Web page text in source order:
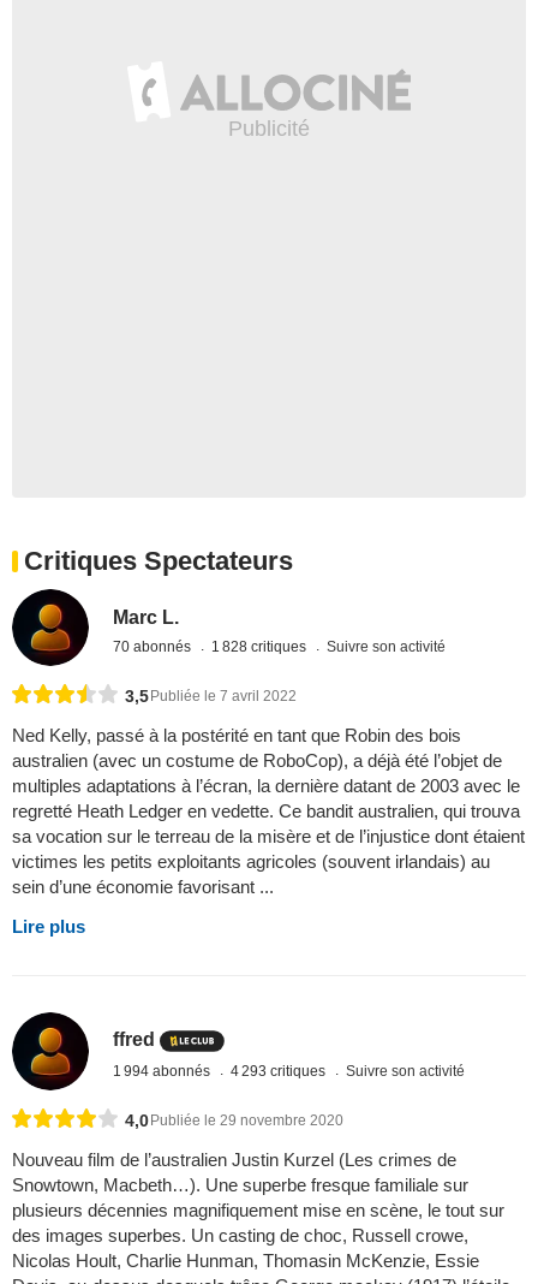
Critiques Spectateurs
Marc L.
70 abonnés 1 828 critiques Suivre son activité
3,5 Publiée le 7 avril 2022
Ned Kelly, passé à la postérité en tant que Robin des bois
australien (avec un costume de RoboCop), a déjà été l’objet de
multiples adaptations à l’écran, la dernière datant de 2003 avec le
regretté Heath Ledger en vedette. Ce bandit australien, qui trouva
sa vocation sur le terreau de la misère et de l’injustice dont étaient
victimes les petits exploitants agricoles (souvent irlandais) au
sein d’une économie favorisant ...
Lire plus
ffred
1 994 abonnés 4 293 critiques Suivre son activité
4,0Publiée le 29 novembre 2020
Nouveau film de l’australien Justin Kurzel (Les crimes de
Snowtown, Macbeth…). Une superbe fresque familiale sur
plusieurs décennies magnifiquement mise en scène, le tout sur
des images superbes. Un casting de choc, Russell crowe,
Nicolas Hoult, Charlie Hunman, Thomasin McKenzie, Essie